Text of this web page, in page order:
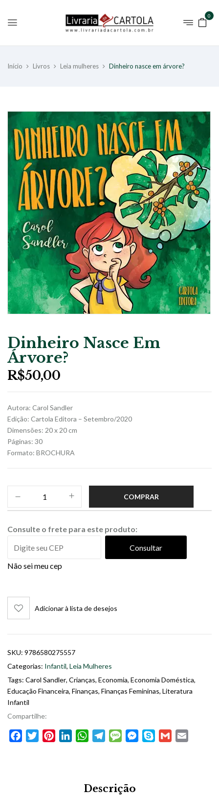
0
Início Livros Leia mulheres Dinheiro nasce em árvore?
Dinheiro Nasce Em
Árvore?
R$50,00
Autora: Carol Sandler
Edição: Cartola Editora – Setembro/2020
Dimensões: 20 x 20 cm
Páginas: 30
Formato: BROCHURA
COMPRAR
Consulte o frete para este produto:
Consultar
Não sei meu cep
Adicionar à lista de desejos
SKU: 9786580275557
Categorias: Infantil, Leia Mulheres
Tags: Carol Sandler, Crianças, Economia, Economia Doméstica,
Educação Financeira, Finanças, Finanças Femininas, Literatura
Infantil
Compartilhe:
FacebookTwitterPinterestLinkedInWhatsAppTelegramMessageMessenger
Skype Gmail
Descrição